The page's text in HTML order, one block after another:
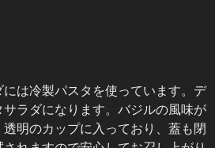
は冷製パスタを使っています。デ
ラダになります。バジルの風味が
明のカップに入っており、蓋も閉